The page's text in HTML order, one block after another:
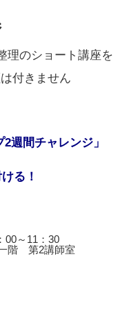
理のショート講座を
付きません
週間チャレンジ」
る！
00～11：30
階 第2講師室